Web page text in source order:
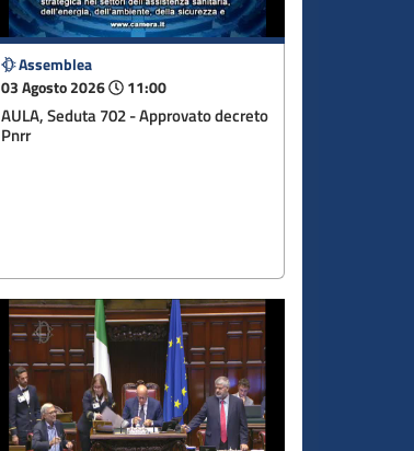
Assemblea
03 Agosto 2026
11:00
AULA, Seduta 702 - Approvato decreto
Pnrr